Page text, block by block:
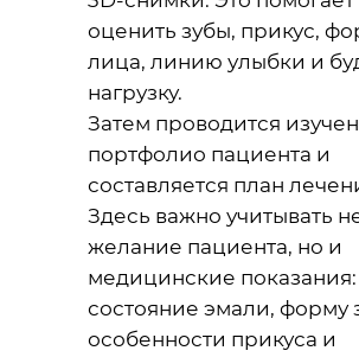
оценить зубы, прикус,
лица, линию улыбки и
нагрузку.
Затем проводится
портфолио пациента и
составляется план
Здесь важно учитывать
желание пациента, но и
медицинские показания:
состояние эмали, форму
особенности прикуса и